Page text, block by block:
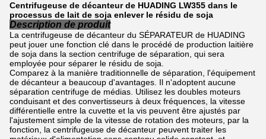
Centrifugeuse de décanteur de HUADING LW355 dans le
processus de lait de soja enlever le résidu de soja
Description de produit
La centrifugeuse de décanteur du SÉPARATEUR de HUADING
peut jouer une fonction clé dans le procédé de production laitière
de soja dans la section centrifuge de séparation, qui sera
employée pour séparer le résidu de soja.
Comparez à la manière traditionnelle de séparation, l'équipement
de décanteur a beaucoup d'avantages. Il n'adoptent aucune
séparation centrifuge de médias. Utilisez les doubles moteurs
conduisant et des convertisseurs à deux fréquences, la vitesse
différentielle entre la cuvette et la vis peuvent être ajustés par
l'ajustement simple de la vitesse de rotation des moteurs, par la
fonction, la centrifugeuse de décanteur peuvent traiter les